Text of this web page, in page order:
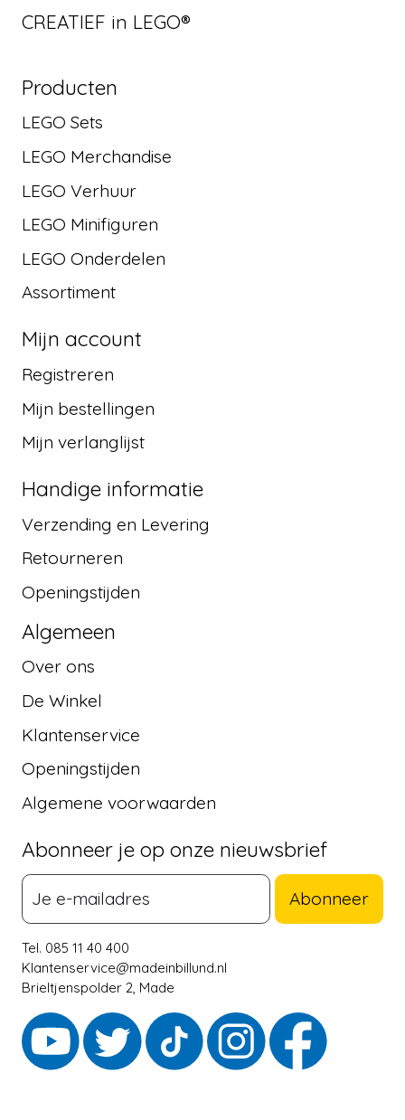
CREATIEF in LEGO®
Producten
LEGO Sets
LEGO Merchandise
LEGO Verhuur
LEGO Minifiguren
LEGO Onderdelen
Assortiment
Mijn account
Registreren
Mijn bestellingen
Mijn verlanglijst
Handige informatie
Verzending en Levering
Retourneren
Openingstijden
Algemeen
Over ons
De Winkel
Klantenservice
Openingstijden
Algemene voorwaarden
Abonneer je op onze nieuwsbrief
Abonneer
Tel. 085 11 40 400
Klantenservice@madeinbillund.nl
Brieltjenspolder 2, Made